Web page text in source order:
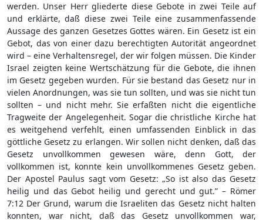
werden. Unser Herr gliederte diese Gebote in zwei Teile auf
und erklärte, daß diese zwei Teile eine zusammenfassende
Aussage des ganzen Gesetzes Gottes wären. Ein Gesetz ist ein
Gebot, das von einer dazu berechtigten Autorität angeordnet
wird – eine Verhaltensregel, der wir folgen müssen. Die Kinder
Israel zeigten keine Wertschätzung für die Gebote, die ihnen
im Gesetz gegeben wurden. Für sie bestand das Gesetz nur in
vielen Anordnungen, was sie tun sollten, und was sie nicht tun
sollten – und nicht mehr. Sie erfaßten nicht die eigentliche
Tragweite der Angelegenheit. Sogar die christliche Kirche hat
es weitgehend verfehlt, einen umfassenden Einblick in das
göttliche Gesetz zu erlangen. Wir sollen nicht denken, daß das
Gesetz unvollkommen gewesen wäre, denn Gott, der
vollkommen ist, konnte kein unvollkommenes Gesetz geben.
Der Apostel Paulus sagt vom Gesetz: „So ist also das Gesetz
heilig und das Gebot heilig und gerecht und gut.” – Römer
7:12 Der Grund, warum die Israeliten das Gesetz nicht halten
konnten, war nicht, daß das Gesetz unvollkommen war,